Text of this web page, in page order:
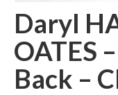
Daryl
OATES
Back –